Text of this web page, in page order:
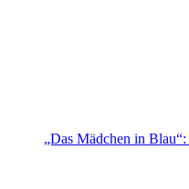
„Das Mädchen in